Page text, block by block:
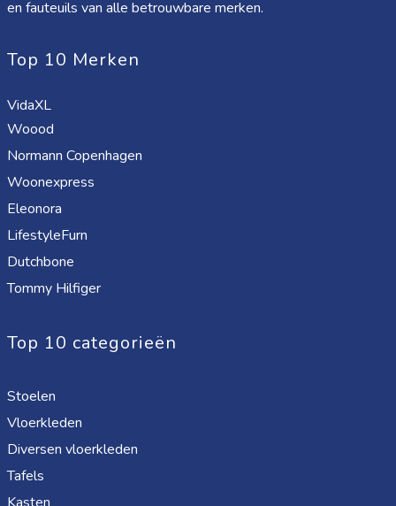
en fauteuils van alle betrouwbare merken.
Top 10 Merken
VidaXL
Woood
Normann Copenhagen
Woonexpress
Eleonora
LifestyleFurn
Dutchbone
Tommy Hilfiger
Top 10 categorieën
Stoelen
Vloerkleden
Diversen vloerkleden
Tafels